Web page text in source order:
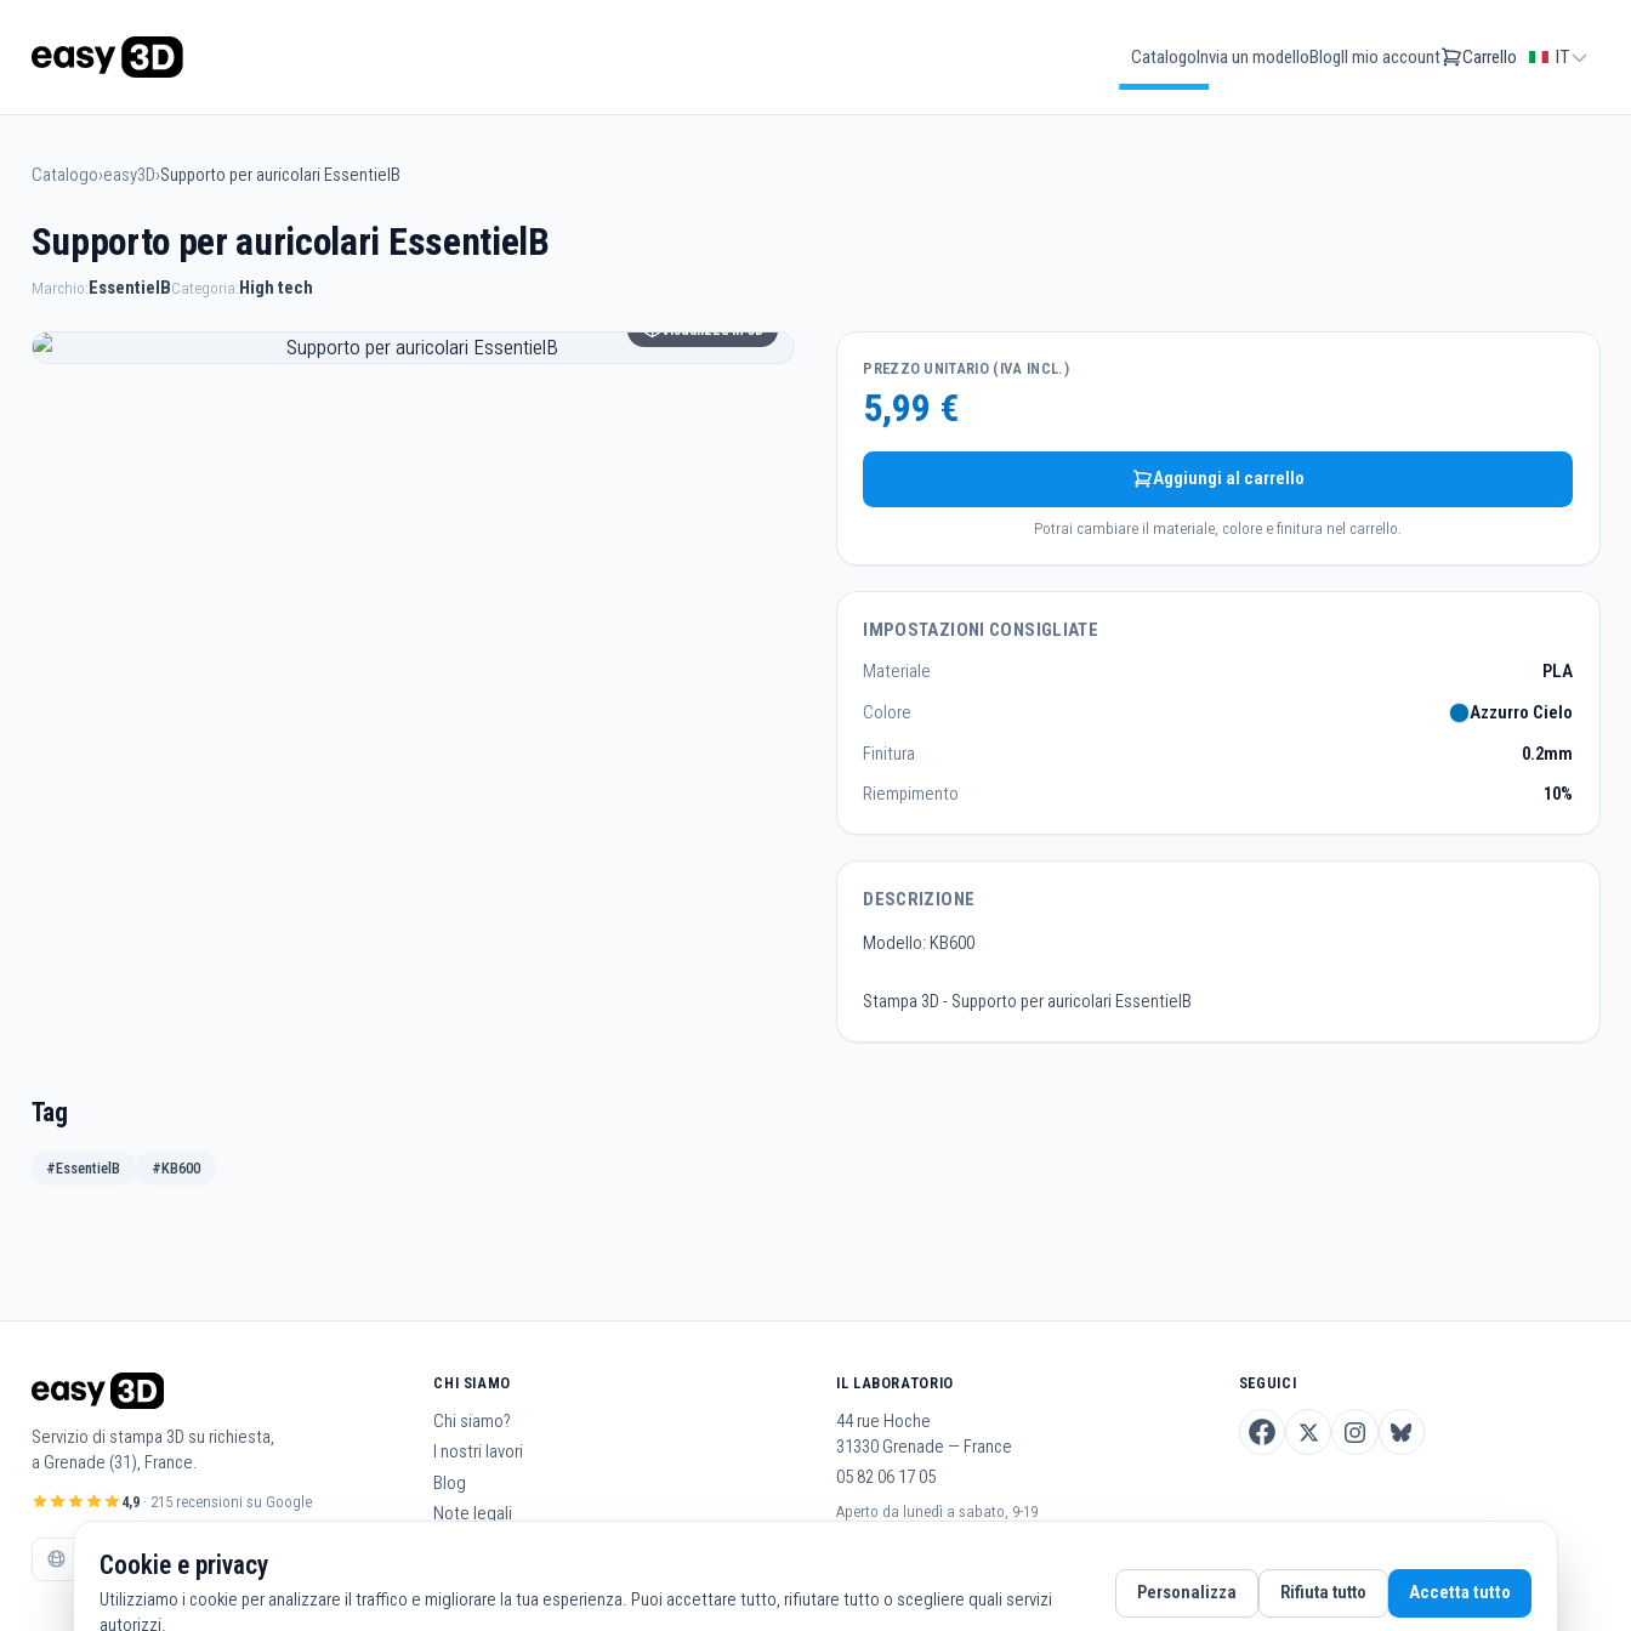
CatalogoInvia un modelloBlogIl mio account Carrello IT
Catalogo›easy3D›Supporto per auricolari EssentielB
Supporto per auricolari EssentielB
Marchio:EssentielBCategoria:High tech
Visualizza in 3D
PREZZO UNITARIO (IVA INCL.)
5,99 €
Aggiungi al carrello
Potrai cambiare il materiale, colore e finitura nel carrello.
IMPOSTAZIONI CONSIGLIATE
Materiale
PLA
Colore
Azzurro Cielo
Finitura
0.2mm
Riempimento
10%
DESCRIZIONE
Modello: KB600
Stampa 3D - Supporto per auricolari EssentielB
Tag
#EssentielB #KB600
Servizio di stampa 3D su richiesta,
a Grenade (31), France.
4,9· 215 recensioni su Google
CHI SIAMO
Chi siamo?
I nostri lavori
Blog
Note legali
IL LABORATORIO
44 rue Hoche
31330 Grenade — France
05 82 06 17 05
Aperto da lunedì a sabato, 9-19
SEGUICI
Cookie e privacy
Utilizziamo i cookie per analizzare il traffico e migliorare la tua esperienza. Puoi accettare tutto, rifiutare tutto o scegliere quali servizi
autorizzi.
Personalizza Rifiuta tutto Accetta tutto